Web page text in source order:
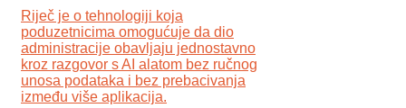
Riječ je o tehnologiji koja
poduzetnicima omogućuje da dio
administracije obavljaju jednostavno
kroz razgovor s AI alatom bez ručnog
unosa podataka i bez prebacivanja
između više aplikacija.